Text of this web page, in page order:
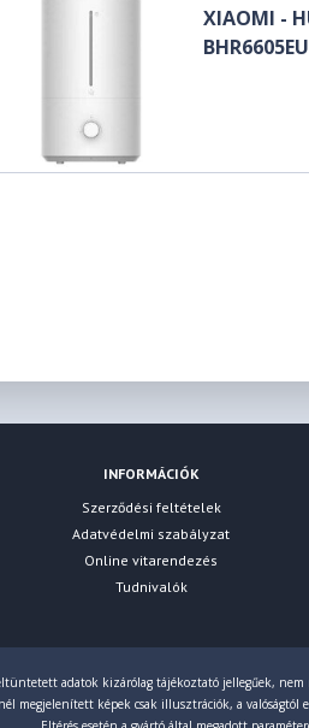
XIAOMI -
BHR6605EU
INFORMÁCIÓK
Szerződési feltételek
Adatvédelmi szabályzat
Online vitarendezés
Tudnivalók
adatok kizárólag tájékoztató jellegűek,
megjelenített képek csak illusztrációk, a